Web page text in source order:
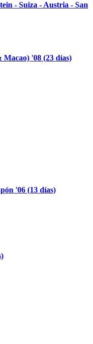
- Suiza - Austria - San
'08 (23 días)
'06 (13 días)